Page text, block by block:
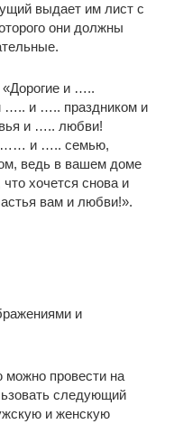
выдает им лист с
они должны
и …..
….. и ….. праздником и
и ….. любви!
…… и ….. семью,
ведь в вашем доме
хочется снова и
вам и любви!».
и
можно провести на
следующий
и женскую